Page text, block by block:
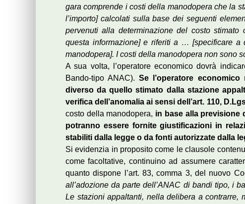
gara comprende i costi della manodopera che la
l’importo] calcolati sulla base dei seguenti
pervenuti alla determinazione del costo stimato
questa informazione] e riferiti a … [specificare
manodopera]. I costi della manodopera non sono
A sua volta, l’operatore economico dovrà
Bando-tipo ANAC).Se l’operatore
diverso da quello stimato dalla stazione
verifica dell’anomalia ai sensi dell’art. 110,
costo della manodopera, in base alla previsione
potranno essere fornite giustificazioni in
stabiliti dalla legge o da fonti autorizzate dalla
Si evidenzia in proposito come le clausole
come facoltative, continuino ad assumere
quanto dispone l’art. 83, comma 3, del nuovo
all’adozione da parte dell’ANAC di bandi tipo, i
Le stazioni appaltanti, nella delibera a contrarre,